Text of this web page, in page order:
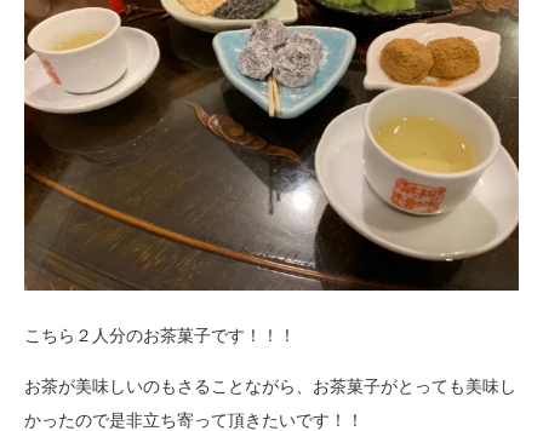
こちら２人分のお茶菓子です！！！
お茶が美味しいのもさることながら、お茶菓子がとっても美味し
かったので是非立ち寄って頂きたいです！！